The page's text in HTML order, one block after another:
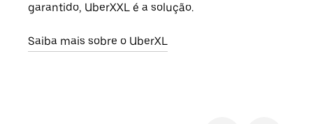
garantido, UberXXL é a solução.
Saiba mais sobre o UberXL